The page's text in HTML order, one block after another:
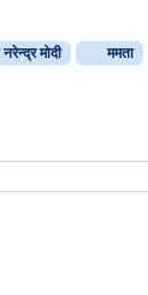
मोदी ममता